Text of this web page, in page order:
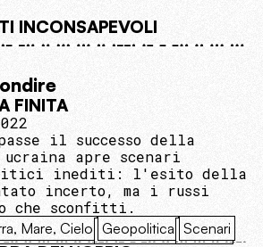
INCONSAPEVOLI
FINITA
il successo della
apre scenari
inediti: l'esito della
incerto, ma i russi
che sconfitti.
Mare, Cielo Geopolitica Scenari